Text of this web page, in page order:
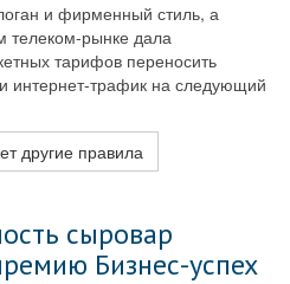
и фирменный стиль, а
телеком-рынке дала
тарифов переносить
интернет-трафик на следующий
другие правила
сыровар
Бизнес-успех